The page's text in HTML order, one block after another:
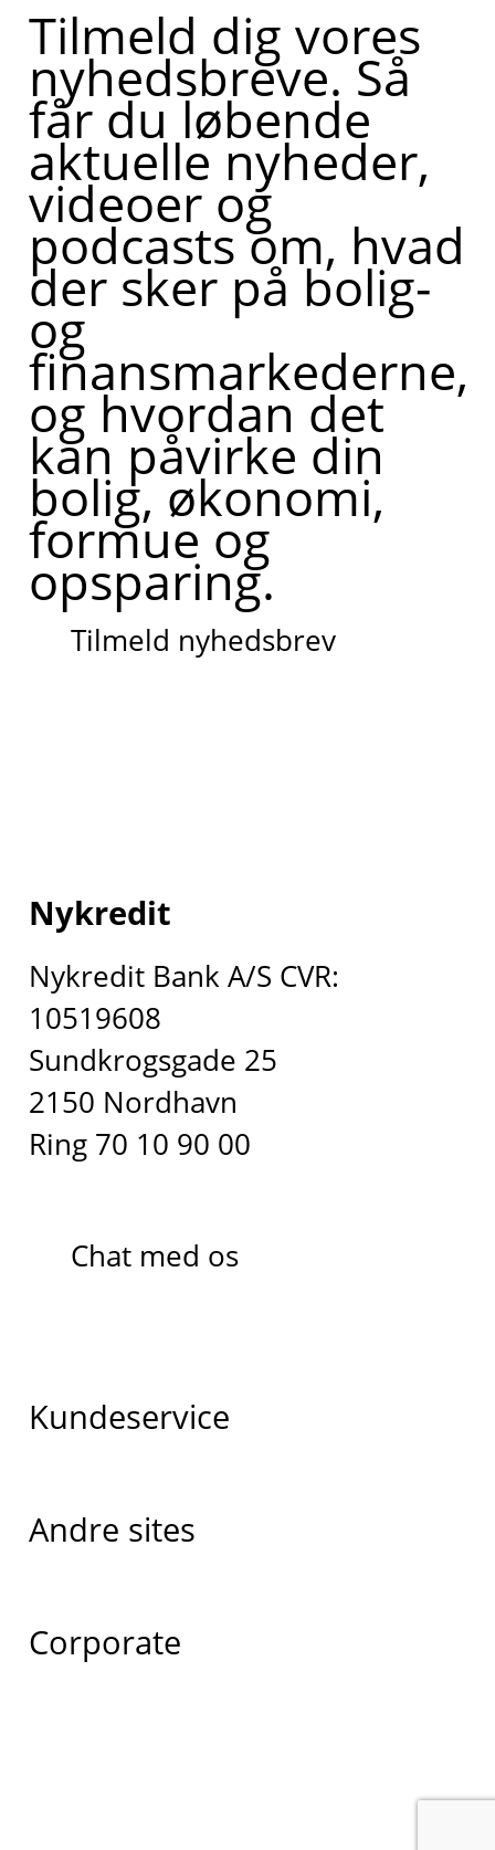
Tilmeld dig vores
nyhedsbreve. Så
får du løbende
aktuelle nyheder,
videoer og
podcasts om, hvad
der sker på bolig-
og
finansmarkederne,
og hvordan det
kan påvirke din
bolig, økonomi,
formue og
opsparing.
Tilmeld nyhedsbrev
Nykredit
Nykredit Bank A/S CVR:
10519608
Sundkrogsgade 25
2150 Nordhavn
Ring 70 10 90 00
Chat med os
Kundeservice
Andre sites
Corporate